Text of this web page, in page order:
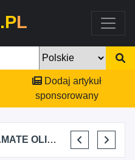
.PL
Dodaj artykuł
sponsorowany
AMATE OLIWIA KIRKIEWICZ